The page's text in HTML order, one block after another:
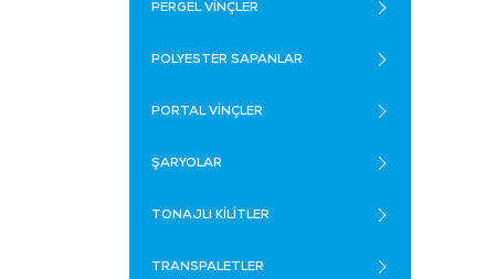
PERGEL VİNÇLER
POLYESTER SAPANLAR
PORTAL VİNÇLER
ŞARYOLAR
TONAJLI KİLİTLER
TRANSPALETLER